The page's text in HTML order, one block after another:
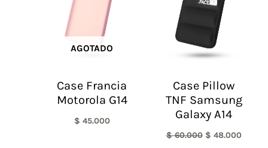
AGOTADO
Case Francia
Motorola G14
$ 45.000
Case Pillow
TNF Samsung
Galaxy A14
$60.000 $ 48.000